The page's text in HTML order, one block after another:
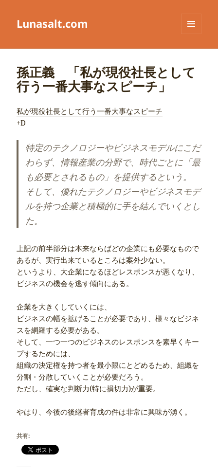
Lunasalt.com
ーとウ
孫正義 「私が現役社長として
行う一番大事なスピーチ」
私が現役社長として行う一番大事なスピーチ
+D
特定のテクノロジーやビジネスモデルにこだ
わらず、情報産業の分野で、時代ごとに「最
も必要とされるもの」を提供するという。
そして、優れたテクノロジーやビジネスモデ
ルを持つ企業と積極的に手を結んでいくとし
た。
上記の前半部分は本来ならばどの企業にも必要なもので
あるが、実行出来ているところは案外少ない。
というより、大企業になるほどレスポンスが悪くなり、
ビジネスの機会を逃す傾向にある。
企業を大きくしていくには、
ビジネスの幅を拡げることが必要であり、様々なビジネ
スを網羅する必要がある。
そして、一つ一つのビジネスのレスポンスを素早くキー
プするためには、
組織の決定権を持つ者を最小限にとどめるため、組織を
分割・分散していくことが必要だろう。
ただし、確実な判断力(特に損切力)が重要。
やはり、今後の後継者育成の件は非常に興味が湧く。
共有: